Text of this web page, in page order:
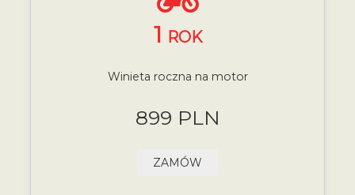
1 ROK
Winieta roczna na motor
899 PLN
ZAMÓW